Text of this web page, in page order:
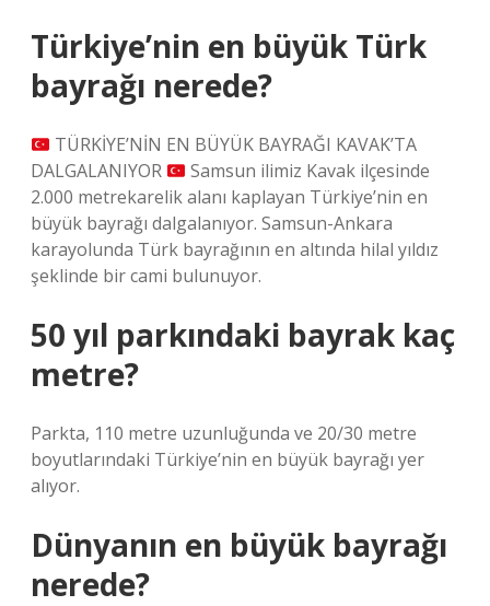
Türkiye’nin en büyük Türk
bayrağı nerede?
TÜRKİYE’NİN EN BÜYÜK BAYRAĞI KAVAK’TA
DALGALANIYOR
Samsun ilimiz Kavak ilçesinde
2.000 metrekarelik alanı kaplayan Türkiye’nin en
büyük bayrağı dalgalanıyor. Samsun-Ankara
karayolunda Türk bayrağının en altında hilal yıldız
şeklinde bir cami bulunuyor.
50 yıl parkındaki bayrak kaç
metre?
Parkta, 110 metre uzunluğunda ve 20/30 metre
boyutlarındaki Türkiye’nin en büyük bayrağı yer
alıyor.
Dünyanın en büyük bayrağı
nerede?